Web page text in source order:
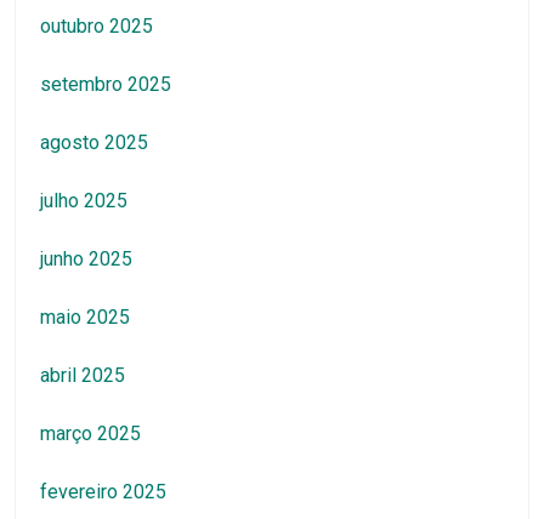
outubro 2025
setembro 2025
agosto 2025
julho 2025
junho 2025
maio 2025
abril 2025
março 2025
fevereiro 2025